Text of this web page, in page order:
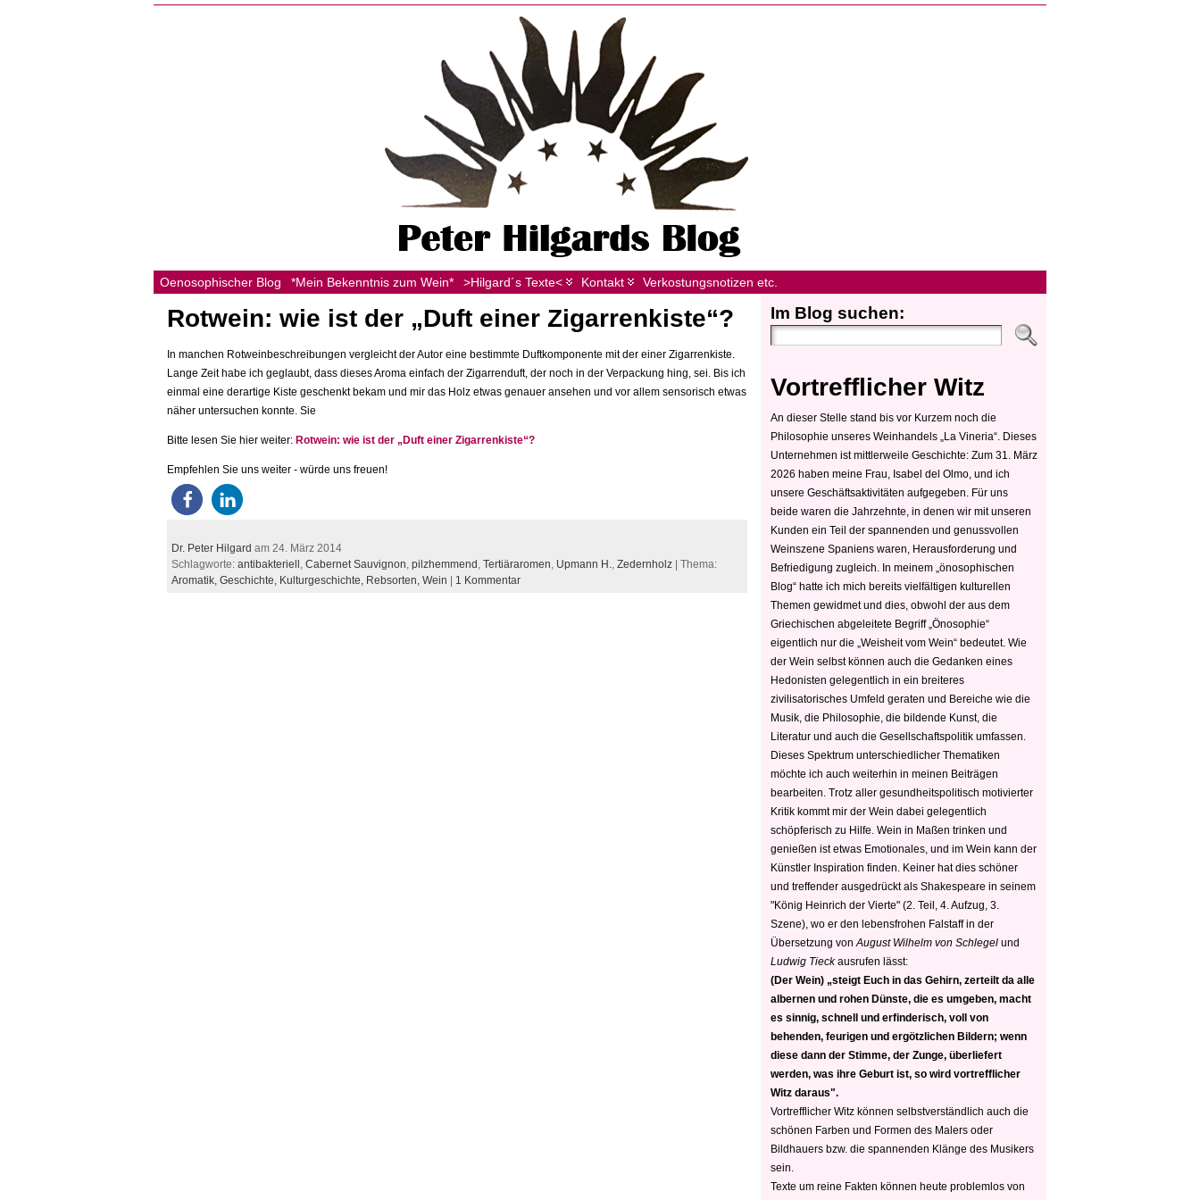
Oenosophischer Blog *Mein Bekenntnis zum Wein* >Hilgard´s Texte< Kontakt Verkostungsnotizen etc.
Rotwein: wie ist der „Duft einer Zigarrenkiste“?
In manchen Rotweinbeschreibungen vergleicht der Autor eine bestimmte Duftkomponente mit der einer Zigarrenkiste.
Lange Zeit habe ich geglaubt, dass dieses Aroma einfach der Zigarrenduft, der noch in der Verpackung hing, sei. Bis ich
einmal eine derartige Kiste geschenkt bekam und mir das Holz etwas genauer ansehen und vor allem sensorisch etwas
näher untersuchen konnte. Sie
Bitte lesen Sie hier weiter: Rotwein: wie ist der „Duft einer Zigarrenkiste“?
Empfehlen Sie uns weiter - würde uns freuen!
Dr. Peter Hilgard am 24. März 2014
Schlagworte: antibakteriell , Cabernet Sauvignon, pilzhemmend , Tertiäraromen, Upmann H., Zedernholz | Thema:
Aromatik, Geschichte, Kulturgeschichte, Rebsorten, Wein 1 Kommentar
Im Blog suchen:
Vortrefflicher Witz
An dieser Stelle stand bis vor Kurzem noch die
Philosophie unseres Weinhandels „La Vineria“. Dieses
Unternehmen ist mittlerweile Geschichte: Zum 31. März
2026 haben meine Frau, Isabel del Olmo, und ich
unsere Geschäftsaktivitäten aufgegeben. Für uns
beide waren die Jahrzehnte, in denen wir mit unseren
Kunden ein Teil der spannenden und genussvollen
Weinszene Spaniens waren, Herausforderung und
Befriedigung zugleich. In meinem „önosophischen
Blog“ hatte ich mich bereits vielfältigen kulturellen
Themen gewidmet und dies, obwohl der aus dem
Griechischen abgeleitete Begriff „Önosophie“
eigentlich nur die „Weisheit vom Wein“ bedeutet. Wie
der Wein selbst können auch die Gedanken eines
Hedonisten gelegentlich in ein breiteres
zivilisatorisches Umfeld geraten und Bereiche wie die
Musik, die Philosophie, die bildende Kunst, die
Literatur und auch die Gesellschaftspolitik umfassen.
Dieses Spektrum unterschiedlicher Thematiken
möchte ich auch weiterhin in meinen Beiträgen
bearbeiten. Trotz aller gesundheitspolitisch motivierter
Kritik kommt mir der Wein dabei gelegentlich
schöpferisch zu Hilfe. Wein in Maßen trinken und
genießen ist etwas Emotionales, und im Wein kann der
Künstler Inspiration finden. Keiner hat dies schöner
und treffender ausgedrückt als Shakespeare in seinem
"König Heinrich der Vierte" (2. Teil, 4. Aufzug, 3.
Szene), wo er den lebensfrohen Falstaff in der
Übersetzung von August Wilhelm von Schlegel und
Ludwig Tieckausrufen lässt:
(Der Wein) „steigt Euch in das Gehirn, zerteilt da alle
albernen und rohen Dünste, die es umgeben, macht
es sinnig, schnell und erfinderisch, voll von
behenden, feurigen und ergötzlichen Bildern; wenn
diese dann der Stimme, der Zunge, überliefert
werden, was ihre Geburt ist, so wird vortrefflicher
Witz daraus".
Vortrefflicher Witz können selbstverständlich auch die
schönen Farben und Formen des Malers oder
Bildhauers bzw. die spannenden Klänge des Musikers
sein.
Texte um reine Fakten können heute problemlos von